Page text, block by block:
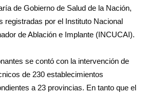
de Gobierno de Salud de la Nación,
registradas por el Instituto Nacional
de Ablación e Implante (INCUCAI).
se contó con la intervención de
de 230 establecimientos
a 23 provincias. En tanto que el